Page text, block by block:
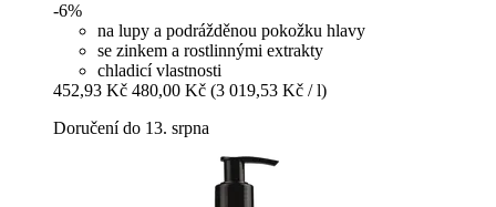
-6%
na lupy a podrážděnou pokožku hlavy
se zinkem a rostlinnými extrakty
chladicí vlastnosti
452,93 Kč 480,00 Kč (3 019,53 Kč / l)
Doručení do 13. srpna